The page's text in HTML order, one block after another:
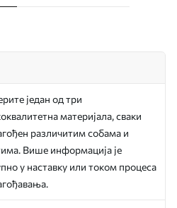
један од три
материјала, сваки
различитим собама и
Више информација је
у наставку или током процеса